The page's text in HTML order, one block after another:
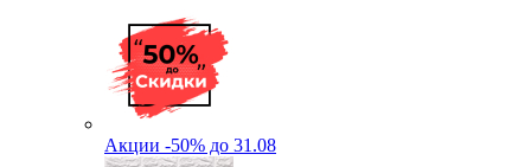
Акции -50% до 31.08